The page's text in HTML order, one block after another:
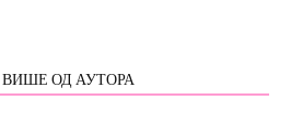
ВИШЕ ОД АУТОРА